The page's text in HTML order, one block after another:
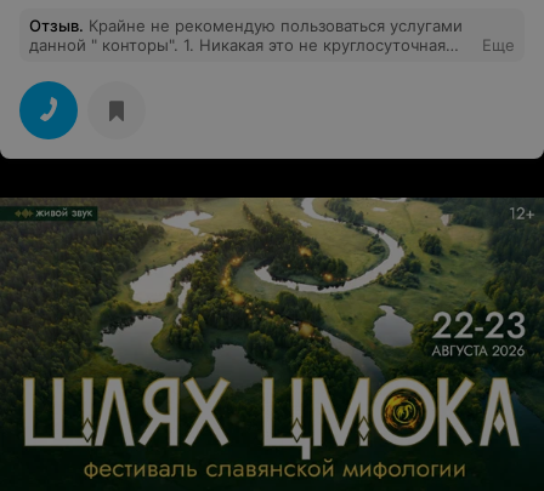
Отзыв. Крайне не рекомендую пользоваться услугами
данной " конторы". 1. Никакая это не круглосуточная
2. Заоблачная цена за цветы, которые, повяли спустя
час( в вазе и помещении) 3. О возврате или замене
кормят " завтраками", " нехваткой времени ", " вопрос
решается". Спасибо за испорченный праздник и
настроение в женский день!
Еще